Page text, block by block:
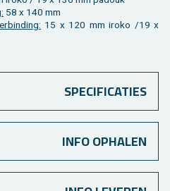
58 x 140 mm
15 x 120 mm iroko /19 x
SPECIFICATIES
INFO OPHALEN